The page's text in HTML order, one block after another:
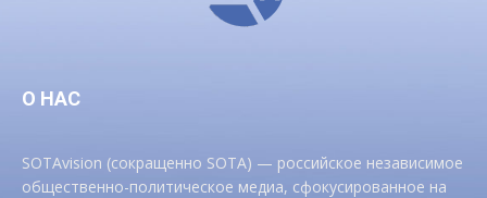
О НАС
SOTAvision (сокращенно SOTA) — российское независимое
общественно-политическое медиа, сфокусированное на